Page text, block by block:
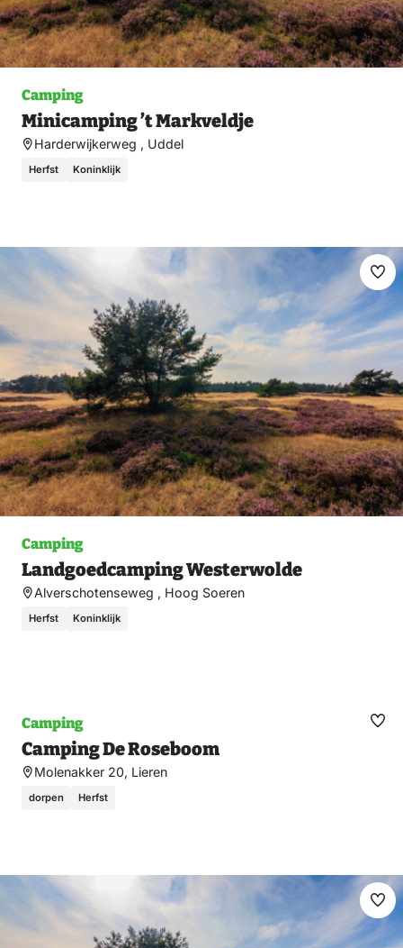
Camping
Minicamping ’t Markveldje
Harderwijkerweg , Uddel
Herfst Koninklijk
Camping
Landgoedcamping Westerwolde
Alverschotenseweg , Hoog Soeren
Herfst Koninklijk
Camping
Camping De Roseboom
Molenakker 20, Lieren
dorpen Herfst